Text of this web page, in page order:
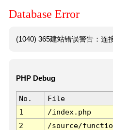
Database Error
(1040) 365建站错误警告：连
PHP Debug
No. File
1
/index.php
2
/source/